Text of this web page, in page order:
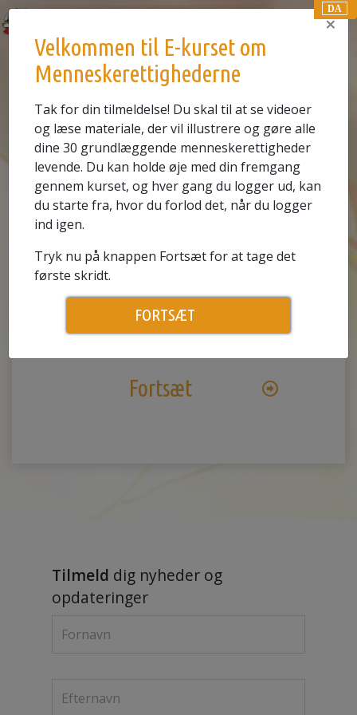
DA
E-KURSUS
×
Velkommen til E-kurset om
Menneskerettighederne
Tak for din tilmeldelse! Du skal til at se videoer
og læse materiale, der vil illustrere og gøre alle
dine 30 grundlæggende menneskerettigheder
levende. Du kan holde øje med din fremgang
gennem kurset, og hver gang du logger ud, kan
du starte fra, hvor du forlod det, når du logger
ind igen.
Tryk nu på knappen Fortsæt for at tage det
første skridt.
FORTSÆT
0.1SE VIDEOEN
Historien om menneskerettigheder
Play
Video
Fortsæt
Tilmeld dig nyheder og
opdateringer